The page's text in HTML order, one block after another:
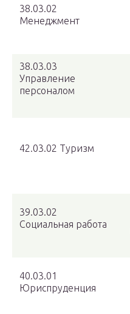
38.03.02
Менеджмент
38.03.03
Управление
персоналом
42.03.02 Туризм
39.03.02
Социальная работа
40.03.01
Юриспруденция